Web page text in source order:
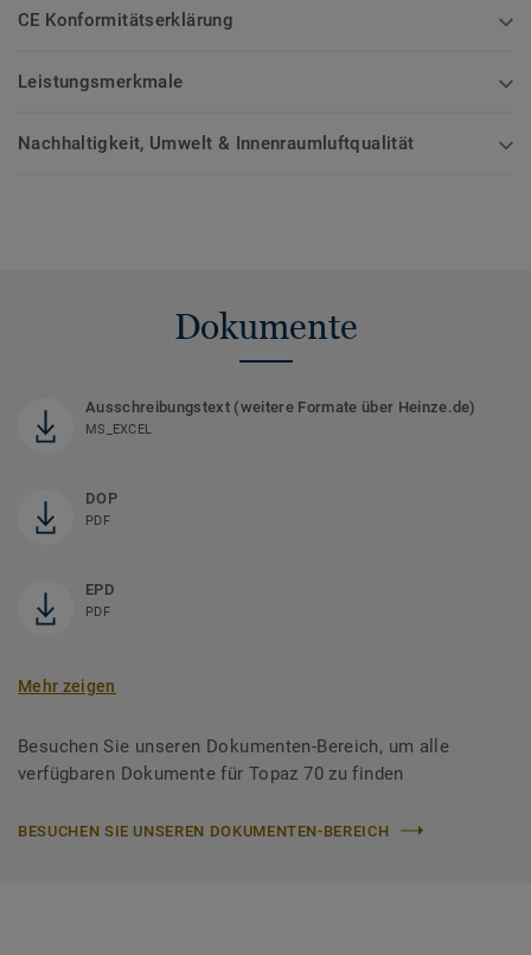
CE Konformitätserklärung
Leistungsmerkmale
Nachhaltigkeit, Umwelt & Innenraumluftqualität
Dokumente
Ausschreibungstext (weitere Formate über Heinze.de)
MS_EXCEL
DOP
PDF
EPD
PDF
Mehr zeigen
Besuchen Sie unseren Dokumenten-Bereich, um alle
verfügbaren Dokumente für Topaz 70 zu finden
BESUCHEN SIE UNSEREN DOKUMENTEN-BEREICH